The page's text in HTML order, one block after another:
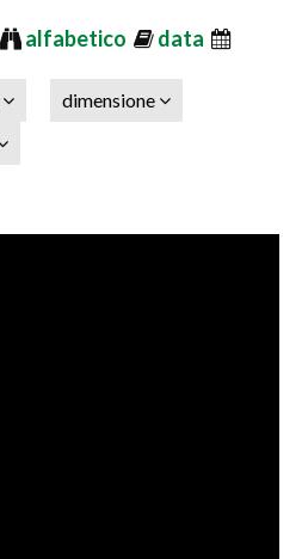
alfabetico data
dimensione